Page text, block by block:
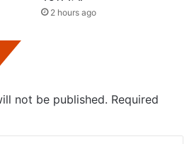
2 hours ago
not be published. Required